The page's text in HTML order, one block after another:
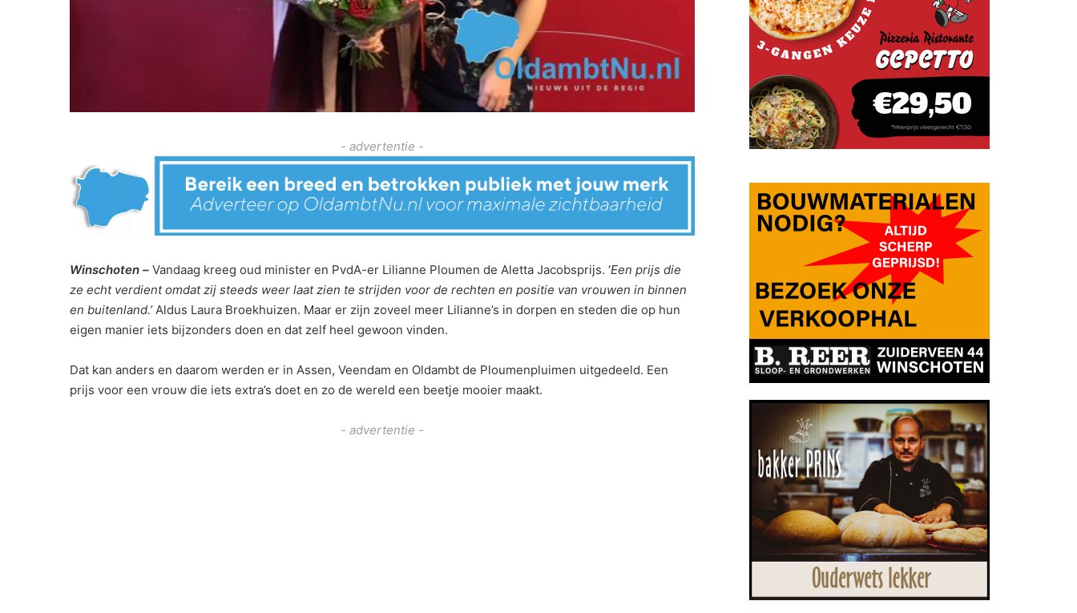
- advertentie -
Winschoten – Vandaag kreeg oud minister en PvdA-er Lilianne Ploumen de Aletta Jacobsprijs. ‘Een prijs die
ze echt verdient omdat zij steeds weer laat zien te strijden voor de rechten en positie van vrouwen in binnen
en buitenland.’Aldus Laura Broekhuizen. Maar er zijn zoveel meer Lilianne’s in dorpen en steden die op hun
eigen manier iets bijzonders doen en dat zelf heel gewoon vinden.
Dat kan anders en daarom werden er in Assen, Veendam en Oldambt de Ploumenpluimen uitgedeeld. Een
prijs voor een vrouw die iets extra’s doet en zo de wereld een beetje mooier maakt.
- advertentie -